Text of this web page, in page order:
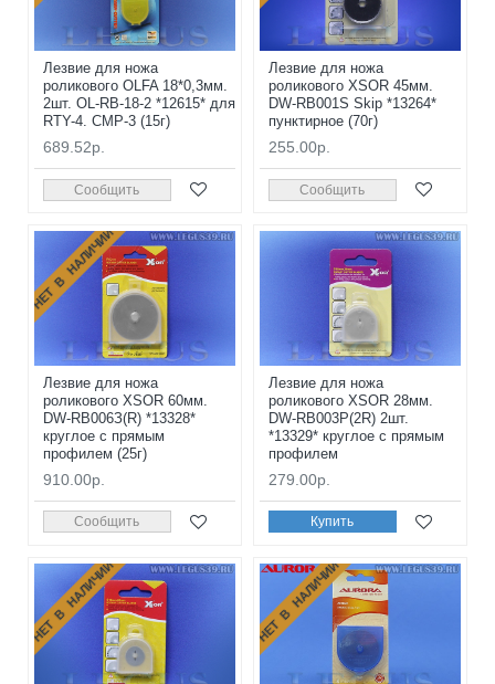
Лезвие для ножа
роликового OLFA 18*0,3мм.
2шт. OL-RB-18-2 *12615* для
RTY-4. CMP-3 (15г)
689.52р.
Сообщить
Лезвие для ножа
роликового XSOR 45мм.
DW-RB001S Skip *13264*
пунктирное (70г)
255.00р.
Сообщить
НЕТ В НАЛИЧИИ
Лезвие для ножа
роликового XSOR 60мм.
DW-RB006З(R) *13328*
круглое с прямым
профилем (25г)
910.00р.
Сообщить
Лезвие для ножа
роликового XSOR 28мм.
DW-RB003P(2R) 2шт.
*13329* круглое с прямым
профилем
279.00р.
Купить
НЕТ В НАЛИЧИИ НЕТ В НАЛИЧИИ